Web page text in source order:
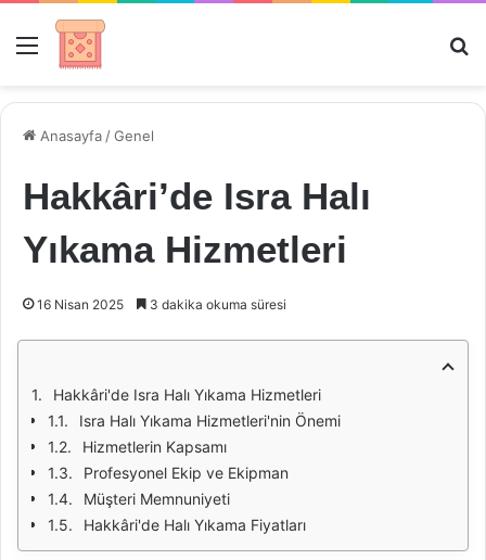
Menü
Anasayfa /Genel
Hakkâri’de Isra Halı
Yıkama Hizmetleri
16 Nisan 2025 3 dakika okuma süresi
Hakkâri'de Isra Halı Yıkama Hizmetleri
Isra Halı Yıkama Hizmetleri'nin Önemi
Hizmetlerin Kapsamı
Profesyonel Ekip ve Ekipman
Müşteri Memnuniyeti
Hakkâri'de Halı Yıkama Fiyatları